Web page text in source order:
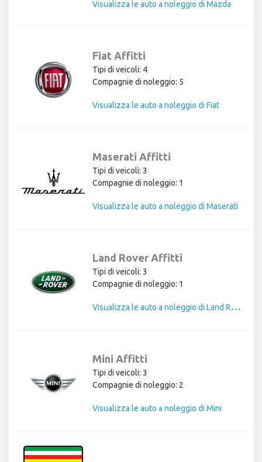
Visualizza le auto a noleggio di Mazda
Fiat Affitti
Tipi di veicoli: 4
Compagnie di noleggio: 5
Visualizza le auto a noleggio di Fiat
Maserati Affitti
Tipi di veicoli: 3
Compagnie di noleggio: 1
Visualizza le auto a noleggio di Maserati
Land Rover Affitti
Tipi di veicoli: 3
Compagnie di noleggio: 1
V
isualizza le auto a noleggio di Land Rover
Mini Affitti
Tipi di veicoli: 3
Compagnie di noleggio: 2
Visualizza le auto a noleggio di Mini